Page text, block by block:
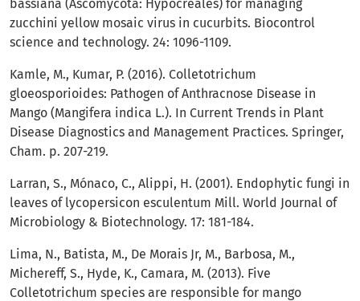
bassiana (Ascomycota: Hypocreales) for managing
zucchini yellow mosaic virus in cucurbits. Biocontrol
science and technology. 24: 1096-1109.
Kamle, M., Kumar, P. (2016). Colletotrichum
gloeosporioides: Pathogen of Anthracnose Disease in
Mango (Mangifera indica L.). In Current Trends in Plant
Disease Diagnostics and Management Practices. Springer,
Cham. p. 207-219.
Larran, S., Mónaco, C., Alippi, H. (2001). Endophytic fungi in
leaves of lycopersicon esculentum Mill. World Journal of
Microbiology & Biotechnology. 17: 181-184.
Lima, N., Batista, M., De Morais Jr, M., Barbosa, M.,
Michereff, S., Hyde, K., Camara, M. (2013). Five
Colletotrichum species are responsible for mango